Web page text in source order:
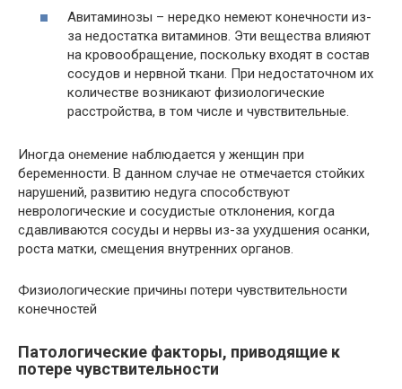
Авитаминозы – нередко немеют конечности из-
за недостатка витаминов. Эти вещества влияют
на кровообращение, поскольку входят в состав
сосудов и нервной ткани. При недостаточном их
количестве возникают физиологические
расстройства, в том числе и чувствительные.
Иногда онемение наблюдается у женщин при
беременности. В данном случае не отмечается стойких
нарушений, развитию недуга способствуют
неврологические и сосудистые отклонения, когда
сдавливаются сосуды и нервы из-за ухудшения осанки,
роста матки, смещения внутренних органов.
Физиологические причины потери чувствительности
конечностей
Патологические факторы, приводящие к
потере чувствительности